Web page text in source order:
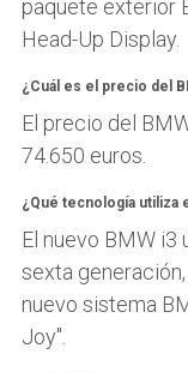
paquete exterior
Head-Up Display.
¿Cuál es el precio del
El precio del
74.650 euros.
¿Qué tecnología utiliza
El nuevo BMW
sexta
nuevo sistema
Joy".